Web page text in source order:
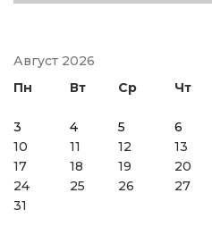
Август 2026
Пн
Вт Ср Чт
3
4 5 6
10
11 12 13
17
18 19 20
24
25 26 27
31